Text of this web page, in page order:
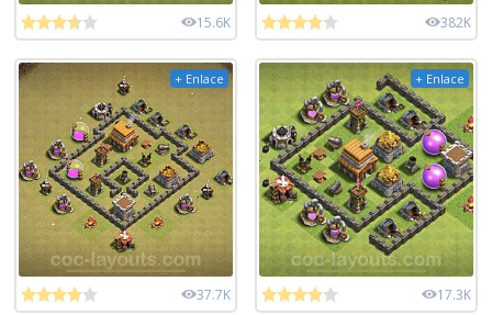
15.6K 382K
+ Enlace
37.7K
+ Enlace
17.3K